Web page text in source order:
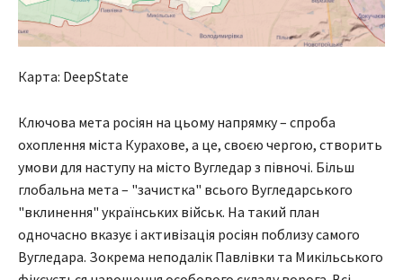
Карта: DeepState
Ключова мета росіян на цьому напрямку – спроба
охоплення міста Курахове, а це, своєю чергою, створить
умови для наступу на місто Вугледар з півночі. Більш
глобальна мета – "зачистка" всього Вугледарського
"вклинення" українських військ. На такий план
одночасно вказує і активізація росіян поблизу самого
Вугледара. Зокрема неподалік Павлівки та Микільського